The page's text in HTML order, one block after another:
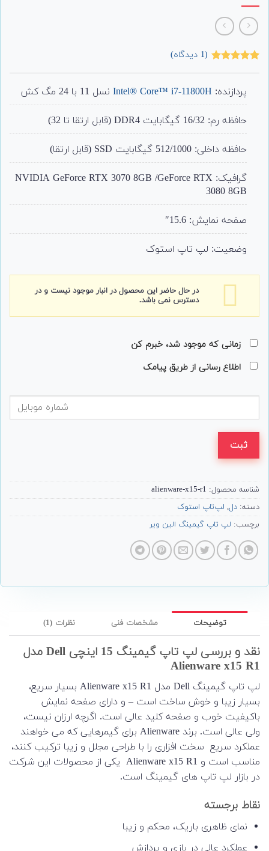
مشتری
(
1 دیدگاه)
پردازنده: Intel® Core™ i7-11800Hنسل 11 با 24 مگ کش
حافظه رم: 16/32 گیگابایت DDR4 (قابل ارتقا تا 32)
حافظه داخلی: 512/1000 گیگابایت SSD (قابل ارتقا)
گرافیک: NVIDIA GeForce RTX 3070 8GB /GeForce RTX
3080 8GB
صفحه نمایش: 15.6″
وضعیت: لپ تاپ استوک
در حال حاضر این محصول در انبار موجود نیست و در
دسترس نمی باشد.
زمانی که موجود شد، خبرم کن
اطلاع رسانی از طریق پیامک
ثبت
شناسه محصول: alienware-x15-r1
دسته: دل, لپ‌تاپ استوک
برچسب: لپ تاپ گیمینگ الین ویر
توضیحات مشخصات فنی نظرات (1)
نقد و بررسی لپ تاپ گیمینگ 15 اینچی Dell مدل
Alienware x15 R1
لپ تاپ گیمینگ Dell مدل Alienware x15 R1 بسیار سریع،
بسیار زیبا و خوش ساخت است – و دارای صفحه نمایش
باکیفیت خوب و صفحه کلید عالی است. اگرچه ارزان نیست،
ولی عالی است. برند Alienware برای گیمرهایی که می خواهند
عملکرد سریع سخت افزاری را با طراحی مجلل و زیبا ترکیب کنند،
مناسب است و Alienware x15 R1 یکی از محصولات این شرکت
در بازار لپ تاپ های گیمینگ است.
نقاط برجسته
نمای ظاهری باریک، محکم و زیبا
عملکرد عالی در بازی و پردازش